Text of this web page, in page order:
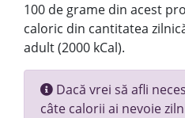
100 de grame din acest
caloric din cantitatea
adult (2000 kCal).
Dacă vrei să afli
câte calorii ai nevoie